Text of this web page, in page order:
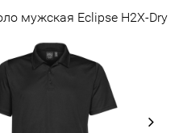
мужская Eclipse H2X-Dry